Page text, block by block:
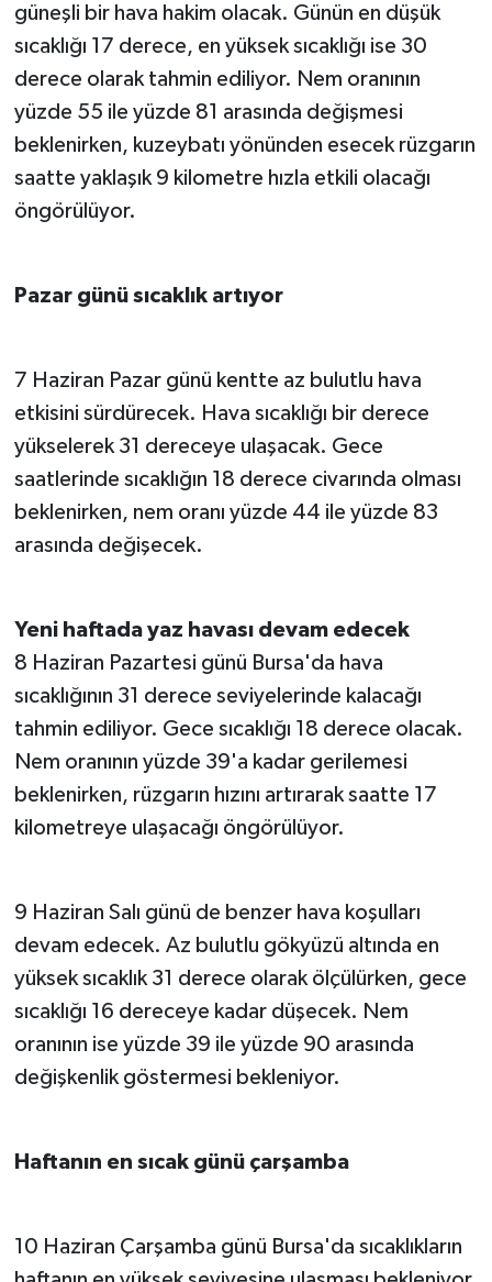
güneşli bir hava hakim olacak. Günün en düşük
sıcaklığı 17 derece, en yüksek sıcaklığı ise 30
derece olarak tahmin ediliyor. Nem oranının
yüzde 55 ile yüzde 81 arasında değişmesi
beklenirken, kuzeybatı yönünden esecek rüzgarın
saatte yaklaşık 9 kilometre hızla etkili olacağı
öngörülüyor.
Pazar günü sıcaklık artıyor
7 Haziran Pazar günü kentte az bulutlu hava
etkisini sürdürecek. Hava sıcaklığı bir derece
yükselerek 31 dereceye ulaşacak. Gece
saatlerinde sıcaklığın 18 derece civarında olması
beklenirken, nem oranı yüzde 44 ile yüzde 83
arasında değişecek.
Yeni haftada yaz havası devam edecek
8 Haziran Pazartesi günü Bursa'da hava
sıcaklığının 31 derece seviyelerinde kalacağı
tahmin ediliyor. Gece sıcaklığı 18 derece olacak.
Nem oranının yüzde 39'a kadar gerilemesi
beklenirken, rüzgarın hızını artırarak saatte 17
kilometreye ulaşacağı öngörülüyor.
9 Haziran Salı günü de benzer hava koşulları
devam edecek. Az bulutlu gökyüzü altında en
yüksek sıcaklık 31 derece olarak ölçülürken, gece
sıcaklığı 16 dereceye kadar düşecek. Nem
oranının ise yüzde 39 ile yüzde 90 arasında
değişkenlik göstermesi bekleniyor.
Haftanın en sıcak günü çarşamba
10 Haziran Çarşamba günü Bursa'da sıcaklıkların